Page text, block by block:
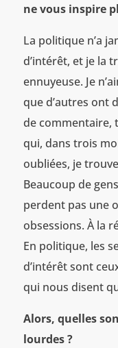
ne vous inspire
La politique n’a
d’intérêt, et je la
ennuyeuse. Je
que d’autres ont
de commentaire,
qui, dans trois
oubliées, je
Beaucoup de
perdent pas une
obsessions. À la
En politique, les
d’intérêt sont
qui nous disent
Alors, quelles
lourdes ?